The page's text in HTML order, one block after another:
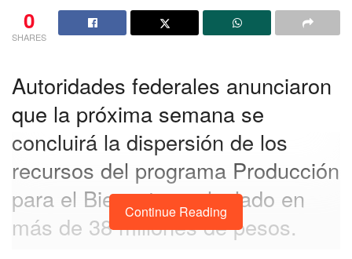
0
SHARES
Autoridades federales anunciaron
que la próxima semana se
concluirá la dispersión de los
recursos del programa Producción
para el Bienestar, calculado en
más de 38 millones de pesos.
Continue Reading